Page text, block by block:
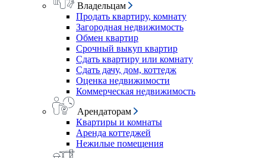
Владельцам
Продать квартиру, комнату
Загородная недвижимость
Обмен квартир
Срочный выкуп квартир
Сдать квартиру или комнату
Сдать дачу, дом, коттедж
Оценка недвижимости
Коммерческая недвижимость
Арендаторам
Квартиры и комнаты
Аренда коттеджей
Нежилые помещения